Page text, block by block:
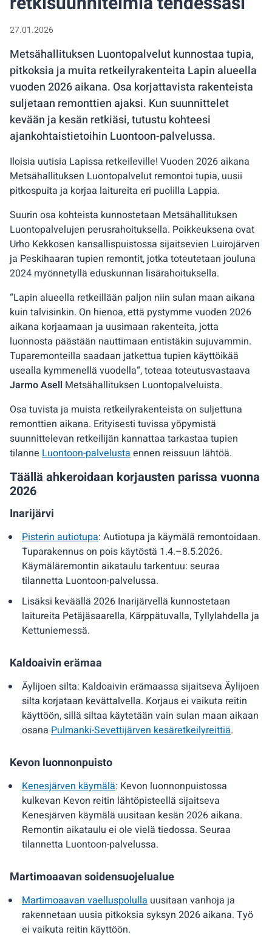
27.01.2026
Metsähallituksen Luontopalvelut kunnostaa tupia,
pitkoksia ja muita retkeilyrakenteita Lapin alueella
vuoden 2026 aikana. Osa korjattavista rakenteista
suljetaan remonttien ajaksi. Kun suunnittelet
kevään ja kesän retkiäsi, tutustu kohteesi
ajankohtaistietoihin Luontoon-palvelussa.
Iloisia uutisia Lapissa retkeileville! Vuoden 2026 aikana
Metsähallituksen Luontopalvelut remontoi tupia, uusii
pitkospuita ja korjaa laitureita eri puolilla Lappia.
Suurin osa kohteista kunnostetaan Metsähallituksen
Luontopalvelujen perusrahoituksella. Poikkeuksena ovat
Urho Kekkosen kansallispuistossa sijaitsevien Luirojärven
ja Peskihaaran tupien remontit, jotka toteutetaan jouluna
2024 myönnetyllä eduskunnan lisärahoituksella.
“Lapin alueella retkeillään paljon niin sulan maan aikana
kuin talvisinkin. On hienoa, että pystymme vuoden 2026
aikana korjaamaan ja uusimaan rakenteita, jotta
luonnosta päästään nauttimaan entistäkin sujuvammin.
Tuparemonteilla saadaan jatkettua tupien käyttöikää
usealla kymmenellä vuodella“, toteaa toteutusvastaava
Jarmo Asell Metsähallituksen Luontopalveluista.
Osa tuvista ja muista retkeilyrakenteista on suljettuna
remonttien aikana. Erityisesti tuvissa yöpymistä
suunnittelevan retkeilijän kannattaa tarkastaa tupien
tilanne Luontoon-palvelustaennen reissuun lähtöä.
Täällä ahkeroidaan korjausten parissa vuonna
2026
Inarijärvi
Pisterin autiotupa: Autiotupa ja käymälä remontoidaan.
Tuparakennus on pois käytöstä 1.4.–8.5.2026.
Käymäläremontin aikataulu tarkentuu: seuraa
tilannetta Luontoon-palvelussa.
Lisäksi keväällä 2026 Inarijärvellä kunnostetaan
laitureita Petäjäsaarella, Kärppätuvalla, Tyllylahdella ja
Kettuniemessä.
Kaldoaivin erämaa
Äylijoen silta: Kaldoaivin erämaassa sijaitseva Äylijoen
silta korjataan kevättalvella. Korjaus ei vaikuta reitin
käyttöön, sillä siltaa käytetään vain sulan maan aikaan
osana Pulmanki-Sevettijärven kesäretkeilyreittiä.
Kevon luonnonpuisto
Kenesjärven käymälä: Kevon luonnonpuistossa
kulkevan Kevon reitin lähtöpisteellä sijaitseva
Kenesjärven käymälä uusitaan kesän 2026 aikana.
Remontin aikataulu ei ole vielä tiedossa. Seuraa
tilannetta Luontoon-palvelussa.
Martimoaavan soidensuojelualue
Martimoaavan vaelluspolulla uusitaan vanhoja ja
rakennetaan uusia pitkoksia syksyn 2026 aikana. Työ
ei vaikuta reitin käyttöön.